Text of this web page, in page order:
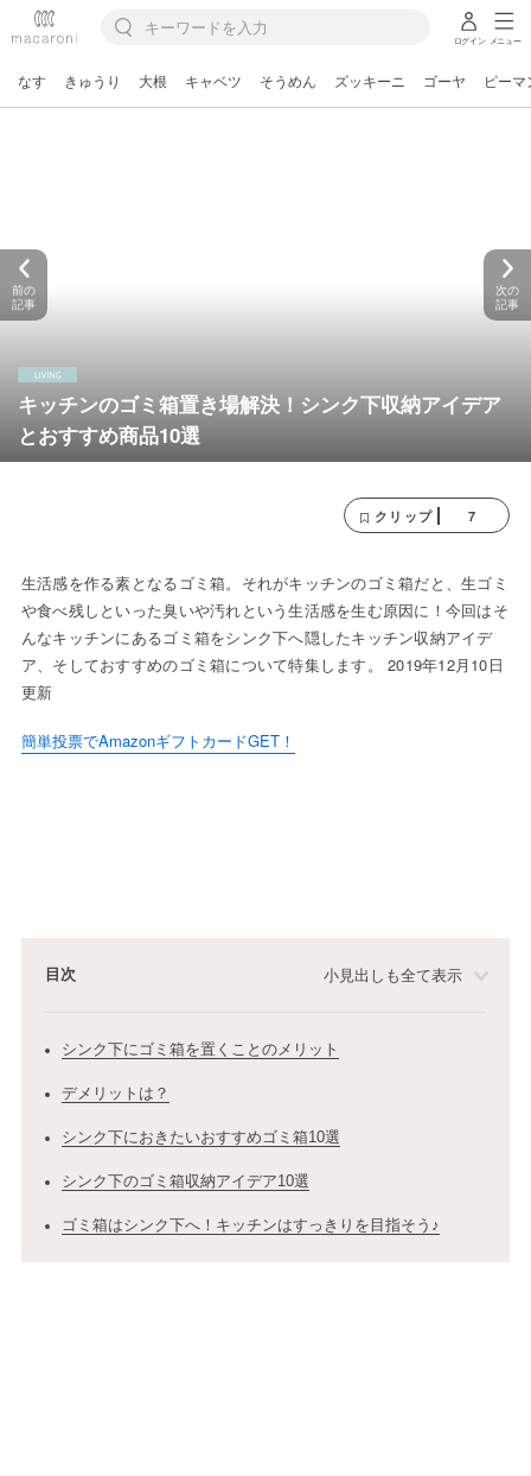
ログイン メニュー
なす きゅうり 大根 キャベツ そうめん ズッキーニ ゴーヤ ピーマ
キッチンのゴミ箱置き場解決！シンク下収納アイデア
とおすすめ商品10選
前の
記事
次の
記事
クリップ 7
生活感を作る素となるゴミ箱。それがキッチンのゴミ箱だと、生ゴミ
や食べ残しといった臭いや汚れという生活感を生む原因に！今回はそ
んなキッチンにあるゴミ箱をシンク下へ隠したキッチン収納アイデ
ア、そしておすすめのゴミ箱について特集します。 2019年12月10日
更新
簡単投票でAmazonギフトカードGET！
目次 小見出しも全て表示
シンク下にゴミ箱を置くことのメリット
デメリットは？
シンク下におきたいおすすめゴミ箱10選
シンク下のゴミ箱収納アイデア10選
ゴミ箱はシンク下へ！キッチンはすっきりを目指そう♪